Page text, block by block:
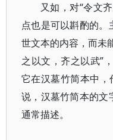
又如，对“令文
点也是可以斟酌的
世文本的内容，而未
之以文，齐之以武”
它在汉墓竹简本中，
说，汉墓竹简本的文
通常描述。